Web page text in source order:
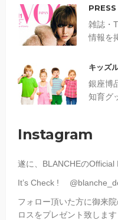
PRESS
雑誌・
情報を
キッズ
銀座博
知育グ
Instagram
遂に、 BLANCHEのOfficial
It’s Check !
@
フォロー頂いた方に御来
ロスをプレゼント致します